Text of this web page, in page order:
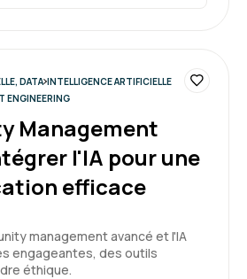
DATA INTELLIGENCE ARTIFICIELLE
ENGINEERING
Management
l'IA pour une
efficace
management avancé et l'IA
engageantes, des outils
éthique.